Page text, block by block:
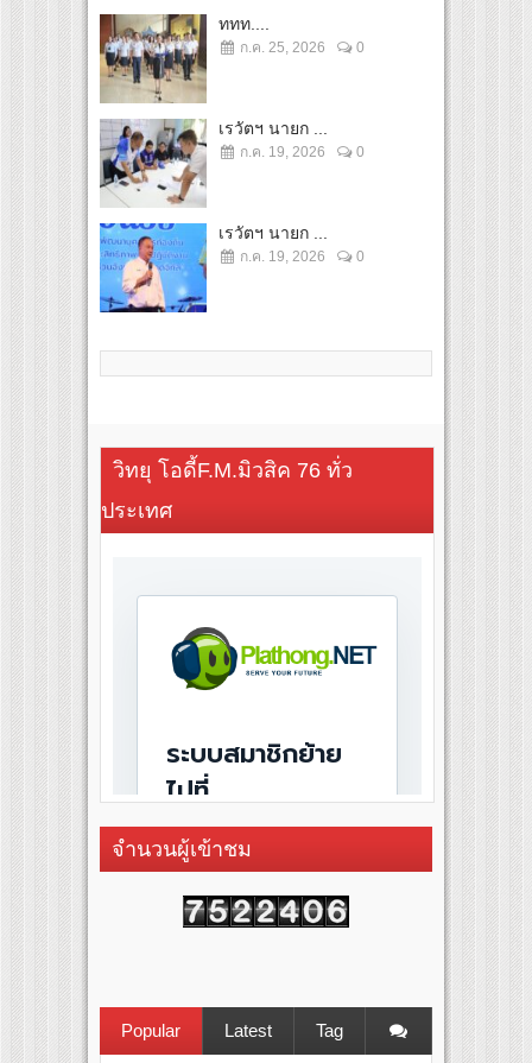
ททท....
ก.ค. 25, 2026 0
เรวัตฯ นายก ...
ก.ค. 19, 2026 0
เรวัตฯ นายก ...
ก.ค. 19, 2026 0
วิทยุ โอดี้F.M.มิวสิค 76 ทั่ว
ประเทศ
จำนวนผู้เข้าชม
Popular Latest Tag